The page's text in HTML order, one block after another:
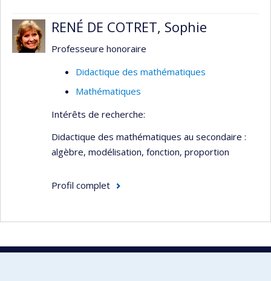
l’intégration des connaissances didactiques
lors de l’enseignement en classe;
rôle de l’aide et du soutien didactiques
apportés par le maître-associé auprès du
dispositifs de formation en didactique des
mathématiques et les mettre à l’épreuve
Analyser les erreurs des élèves et les
erreurs les plus récurrentes
RENÉ DE COTRET, Sophie
Professeure honoraire
Didactique des mathématiques
Mathématiques
Intérêts de recherche:
Didactique des mathématiques au secondaire :
algèbre, modélisation, fonction, proportion
Profil complet